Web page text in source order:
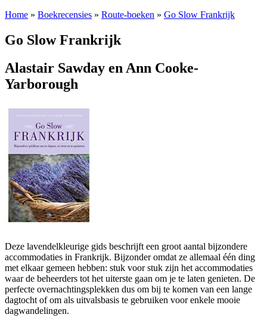
Home » Boekrecensies » Route-boeken » Go Slow Frankrijk
Go Slow Frankrijk
Alastair Sawday en Ann Cooke-
Yarborough
Deze lavendelkleurige gids beschrijft een groot aantal bijzondere
accommodaties in Frankrijk. Bijzonder omdat ze allemaal één ding
met elkaar gemeen hebben: stuk voor stuk zijn het accommodaties
waar de beheerders tot het uiterste gaan om je te laten genieten. De
perfecte overnachtingsplekken dus om bij te komen van een lange
dagtocht of om als uitvalsbasis te gebruiken voor enkele mooie
dagwandelingen.